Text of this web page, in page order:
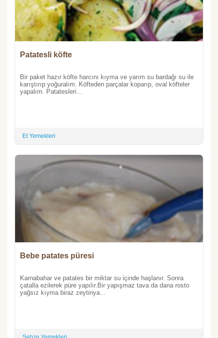
Patatesli köfte
Bir paket hazır köfte harcını kıyma ve yarım su bardağı su ile
karıştırıp yoğuralım. Köfteden parçalar koparıp, oval köfteler
yapalım. Patatesleri...
Et Yemekleri
Bebe patates püresi
Karnabahar ve patates bir miktar su içinde haşlanır. Sonra
çatalla ezilerek püre yapılır.Bir yapışmaz tava da dana rosto
yağsız kıyma biraz zeytinya...